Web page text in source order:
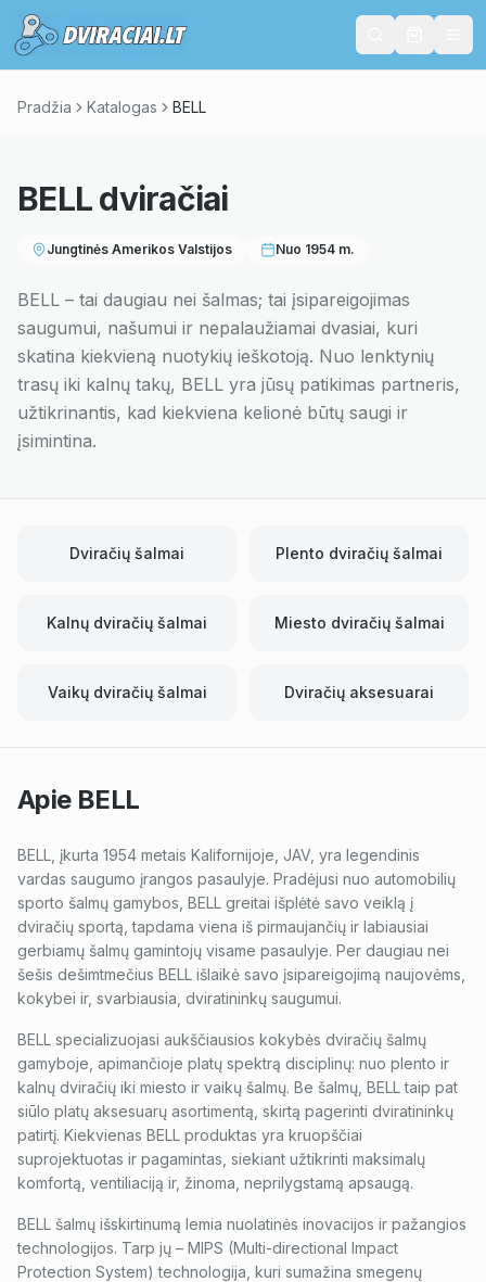
Pradžia Katalogas BELL
BELLdviračiai
Jungtinės Amerikos Valstijos Nuo 1954 m.
BELL – tai daugiau nei šalmas; tai įsipareigojimas
saugumui, našumui ir nepalaužiamai dvasiai, kuri
skatina kiekvieną nuotykių ieškotoją. Nuo lenktynių
trasų iki kalnų takų, BELL yra jūsų patikimas partneris,
užtikrinantis, kad kiekviena kelionė būtų saugi ir
įsimintina.
Dviračių šalmai Plento dviračių šalmai
Kalnų dviračių šalmai Miesto dviračių šalmai
Vaikų dviračių šalmai Dviračių aksesuarai
Apie BELL
BELL, įkurta 1954 metais Kalifornijoje, JAV, yra legendinis
vardas saugumo įrangos pasaulyje. Pradėjusi nuo automobilių
sporto šalmų gamybos, BELL greitai išplėtė savo veiklą į
dviračių sportą, tapdama viena iš pirmaujančių ir labiausiai
gerbiamų šalmų gamintojų visame pasaulyje. Per daugiau nei
šešis dešimtmečius BELL išlaikė savo įsipareigojimą naujovėms,
kokybei ir, svarbiausia, dviratininkų saugumui.
BELL specializuojasi aukščiausios kokybės dviračių šalmų
gamyboje, apimančioje platų spektrą disciplinų: nuo plento ir
kalnų dviračių iki miesto ir vaikų šalmų. Be šalmų, BELL taip pat
siūlo platų aksesuarų asortimentą, skirtą pagerinti dviratininkų
patirtį. Kiekvienas BELL produktas yra kruopščiai
suprojektuotas ir pagamintas, siekiant užtikrinti maksimalų
komfortą, ventiliaciją ir, žinoma, neprilygstamą apsaugą.
BELL šalmų išskirtinumą lemia nuolatinės inovacijos ir pažangios
technologijos. Tarp jų – MIPS (Multi-directional Impact
Protection System) technologija, kuri sumažina smegenų